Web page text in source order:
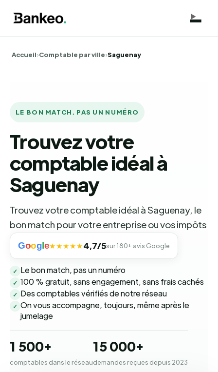
Accueil›Comptable par ville›Saguenay
LE BON MATCH, PAS UN NUMÉRO
Trouvez votre
comptable idéal à
Saguenay
Trouvez votre comptable idéal à Saguenay, le
bon match pour votre entreprise ou vos impôts
Goog e★★★★★4,7/5sur 180+ avis Google
✓ Le bon match, pas un numéro
✓ 100 % gratuit, sans engagement, sans frais cachés
✓ Des comptables vérifiés de notre réseau
✓ On vous accompagne, toujours, même après le
jumelage
1 500+
comptables dans le réseau
15 000+
demandes reçues depuis 2023